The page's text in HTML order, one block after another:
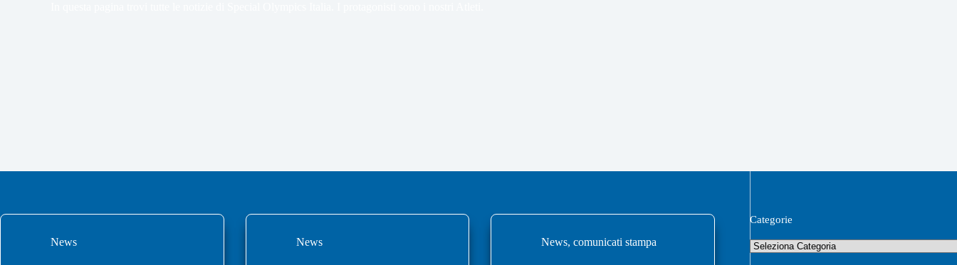
News News News,comunicati stampa
Categorie